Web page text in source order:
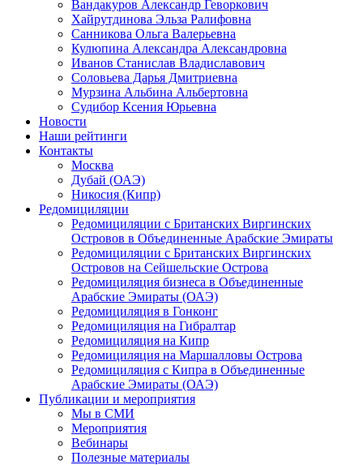
Вандакуров Александр Геворкович
Хайрутдинова Эльза Ралифовна
Санникова Ольга Валерьевна
Кулюпина Александра Александровна
Иванов Станислав Владиславович
Соловьева Дарья Дмитриевна
Мурзина Альбина Альбертовна
Судибор Ксения Юрьевна
Новости
Наши рейтинги
Контакты
Москва
Дубай (ОАЭ)
Никосия (Кипр)
Редомициляции
Редомициляции с Британских Виргинских
Островов в Объединенные Арабские Эмираты
Редомициляции с Британских Виргинских
Островов на Сейшельские Острова
Редомициляция бизнеса в Объединенные
Арабские Эмираты (ОАЭ)
Редомициляция в Гонконг
Редомициляция на Гибралтар
Редомициляция на Кипр
Редомициляция на Маршалловы Острова
Редомициляция с Кипра в Объединенные
Арабские Эмираты (ОАЭ)
Публикации и мероприятия
Мы в СМИ
Мероприятия
Вебинары
Полезные материалы